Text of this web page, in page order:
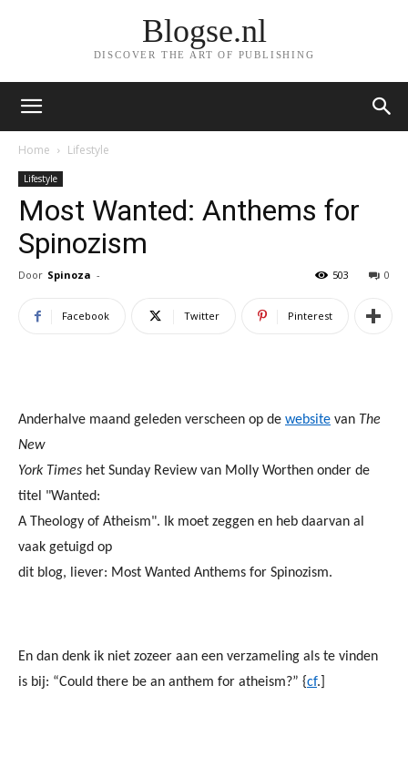
Blogse.nl
DISCOVER THE ART OF PUBLISHING
Home Lifestyle
Lifestyle
Most Wanted: Anthems for
Spinozism
Door Spinoza - 0
503
Facebook Twitter Pinterest
Anderhalve maand geleden verscheen op de website van The
New
York Times het Sunday Review van Molly Worthen onder de
titel "Wanted:
A Theology of Atheism". Ik moet zeggen en heb daarvan al
vaak getuigd op
dit blog, liever: Most Wanted Anthems for Spinozism.
En dan denk ik niet zozeer aan een verzameling als te vinden
is bij: “Could there be an anthem for atheism?” {cf.]